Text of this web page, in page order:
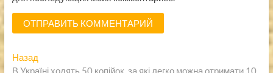
Навигация
НазадПредыдущая
запись:
В Україні ходять 50 копійок, за які легко можна отримати 10